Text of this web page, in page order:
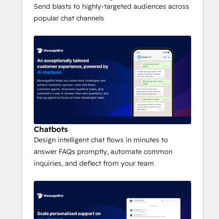
more comprehensive view of your
customer, all from within a single platform.
Send blasts to highly-targeted audiences across
popular chat channels
Chatbots
Design intelligent chat flows in minutes to
answer FAQs promptly, automate common
inquiries, and deflect from your team